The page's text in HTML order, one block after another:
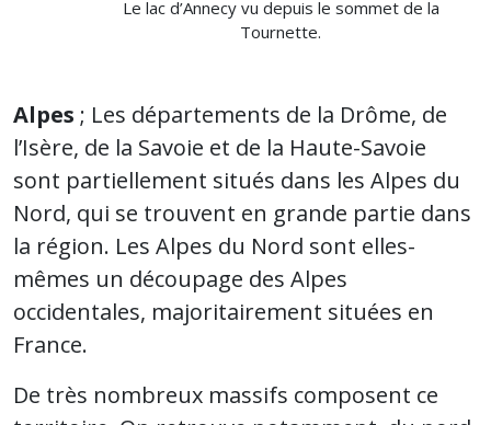
Le lac d’Annecy vu depuis le sommet de la
Tournette.
Alpes ; Les départements de la Drôme, de
l’Isère, de la Savoie et de la Haute-Savoie
sont partiellement situés dans les Alpes du
Nord, qui se trouvent en grande partie dans
la région. Les Alpes du Nord sont elles-
mêmes un découpage des Alpes
occidentales, majoritairement situées en
France.
De très nombreux massifs composent ce